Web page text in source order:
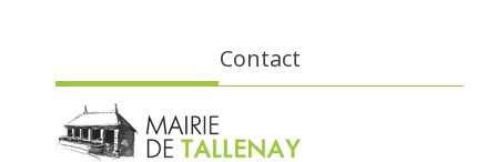
Contact